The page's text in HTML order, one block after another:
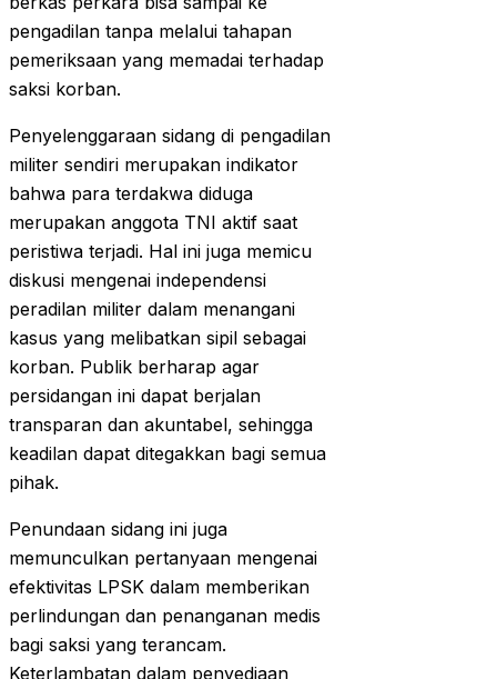
pengadilan tanpa melalui tahapan
pemeriksaan yang memadai terhadap
saksi korban.
Penyelenggaraan sidang di pengadilan
militer sendiri merupakan indikator
bahwa para terdakwa diduga
merupakan anggota TNI aktif saat
peristiwa terjadi. Hal ini juga memicu
diskusi mengenai independensi
peradilan militer dalam menangani
kasus yang melibatkan sipil sebagai
korban. Publik berharap agar
persidangan ini dapat berjalan
transparan dan akuntabel, sehingga
keadilan dapat ditegakkan bagi semua
pihak.
Penundaan sidang ini juga
memunculkan pertanyaan mengenai
efektivitas LPSK dalam memberikan
perlindungan dan penanganan medis
bagi saksi yang terancam.
Keterlambatan dalam penyediaan